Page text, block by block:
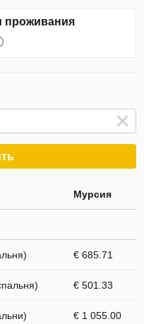
проживания
Мурсия
€ 685.71
€ 501.33
€ 1 055.00